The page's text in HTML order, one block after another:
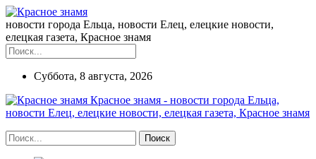
новости города Ельца, новости Елец, елецкие новости,
елецкая газета, Красное знамя
Суббота, 8 августа, 2026
Красное знамя - новости города Ельца,
новости Елец, елецкие новости, елецкая газета, Красное знамя